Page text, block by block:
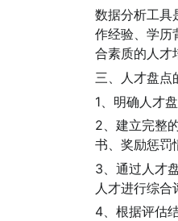
数据分析工具
作经验、学历
合素质的人才
三、人才盘点
1、明确人才
2、建立完整
书、奖励惩罚
3、通过人才
人才进行综合
4、根据评估